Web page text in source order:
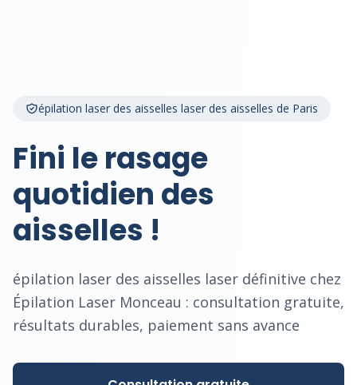
épilation laser des aisselles laser des aisselles de Paris
Fini le rasage
quotidien des
aisselles !
épilation laser des aisselles laser définitive chez
Épilation Laser Monceau : consultation gratuite,
résultats durables, paiement sans avance